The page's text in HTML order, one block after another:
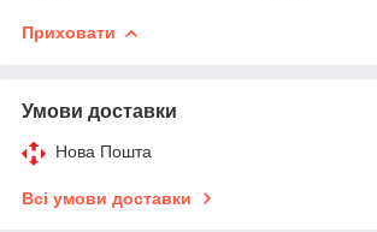
Приховати
Умови доставки
Нова Пошта
Всі умови доставки